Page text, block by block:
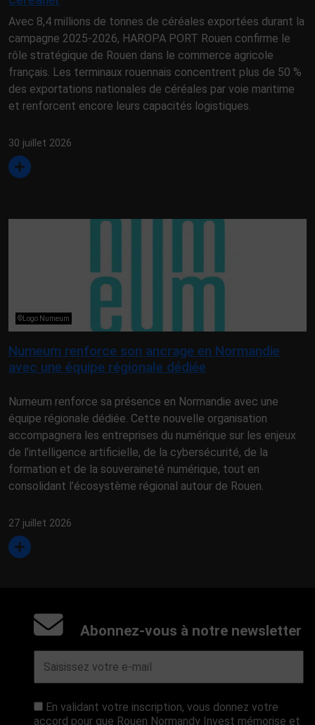
Avec 8,4 millions de tonnes de céréales exportées durant la
campagne 2025-2026, HAROPA PORT Rouen confirme le
rôle stratégique de Rouen dans le commerce agricole
français. Les terminaux rouennais concentrent plus de 50 %
des exportations nationales de céréales par voie maritime
et renforcent encore leurs capacités logistiques.
30 juillet 2026
©Logo Numeum
Numeum renforce son ancrage en Normandie
avec une équipe régionale dédiée
Numeum renforce sa présence en Normandie avec une
équipe régionale dédiée. Cette nouvelle organisation
accompagnera les entreprises du numérique sur les enjeux
de l’intelligence artificielle, de la cybersécurité, de la
formation et de la souveraineté numérique, tout en
consolidant l’écosystème régional autour de Rouen.
27 juillet 2026
Abonnez-vous à notre newsletter
En validant votre inscription, vous donnez votre
accord pour que Rouen Normandy Invest mémorise et